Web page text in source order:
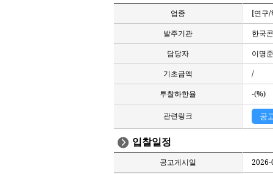
업종
[연구/
발주기관
한국
담당자
이명
기초금액
/
투찰하한율
-(%)
관련링크 공
입찰일정
공고게시일
2026-